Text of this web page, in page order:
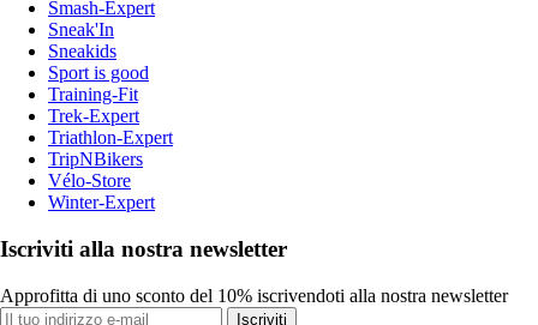
Smash-Expert
Sneak'In
Sneakids
Sport is good
Training-Fit
Trek-Expert
Triathlon-Expert
TripNBikers
Vélo-Store
Winter-Expert
Iscriviti alla nostra newsletter
Approfitta di uno sconto del 10% iscrivendoti alla nostra newsletter
Iscriviti